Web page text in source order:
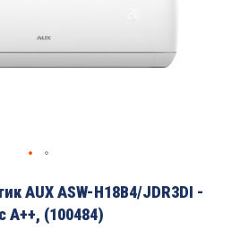
AUX ASW-H18B4/JDR3DI -
A++, (100484)